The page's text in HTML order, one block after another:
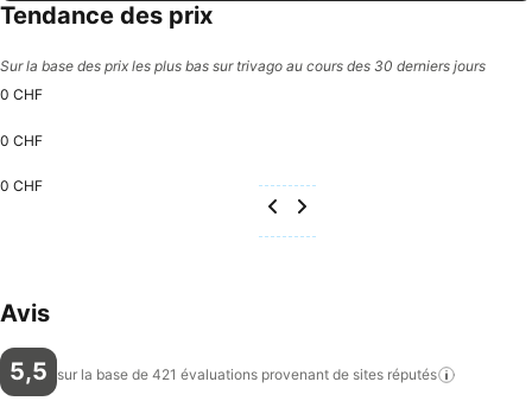
Tendance des prix
Sur la base des prix les plus bas sur trivago au cours des 30 derniers jours
0 CHF
0 CHF
0 CHF
Avis
5,5 sur la base de 421 évaluations provenant de sites réputés